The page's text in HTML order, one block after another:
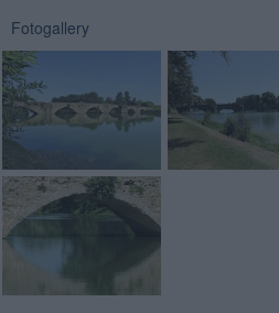
Fotogallery